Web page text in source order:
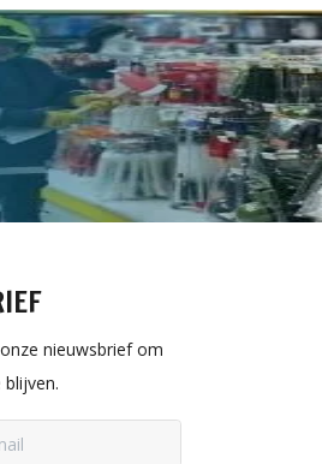
nieuwsbrief om